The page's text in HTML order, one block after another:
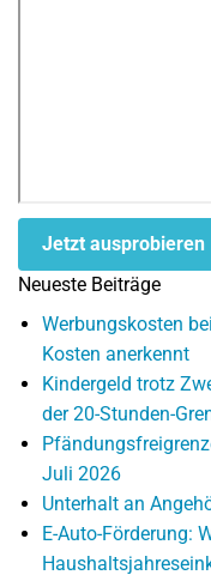
Jetzt ausprobieren
Neueste Beiträge
Werbungskosten
Kosten anerkennt
Kindergeld trotz
der 20-Stunden-
Juli 2026
Unterhalt an
E-Auto-Förderung: